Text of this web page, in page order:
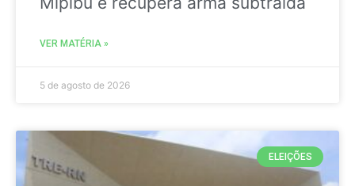
VER MATÉRIA »
5 de agosto de 2026
ELEIÇÕES